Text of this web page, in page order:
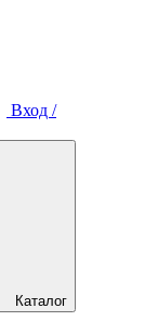
Вход /
Каталог